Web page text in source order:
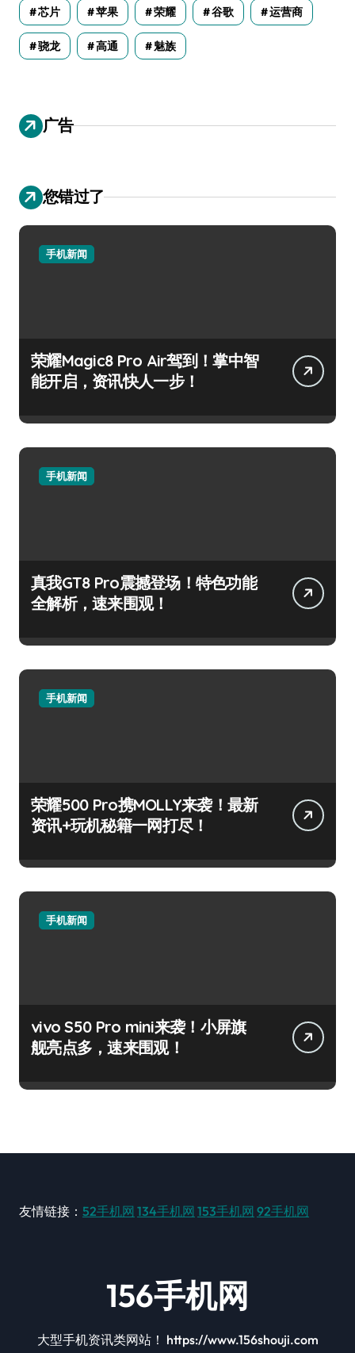
芯片 苹果 荣耀 谷歌 运营商
骁龙 高通 魅族
广告
您错过了
手机新闻
荣耀Magic8 Pro Air驾到！掌中智
能开启，资讯快人一步！
手机新闻
真我GT8 Pro震撼登场！特色功能
全解析，速来围观！
手机新闻
荣耀500 Pro携MOLLY来袭！最新
资讯+玩机秘籍一网打尽！
手机新闻
vivo S50 Pro mini来袭！小屏旗
舰亮点多，速来围观！
友情链接： 52手机网 134手机网 153手机网 92手机网
156手机网
大型手机资讯类网站！ https://www.156shouji.com